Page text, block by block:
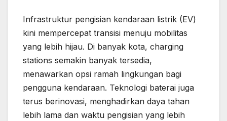
Infrastruktur pengisian kendaraan listrik (EV)
kini mempercepat transisi menuju mobilitas
yang lebih hijau. Di banyak kota, charging
stations semakin banyak tersedia,
menawarkan opsi ramah lingkungan bagi
pengguna kendaraan. Teknologi baterai juga
terus berinovasi, menghadirkan daya tahan
lebih lama dan waktu pengisian yang lebih